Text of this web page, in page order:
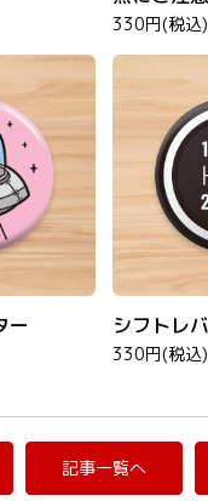
330円(税込)
ー シフトレ
330円(税込)
記事一覧へ